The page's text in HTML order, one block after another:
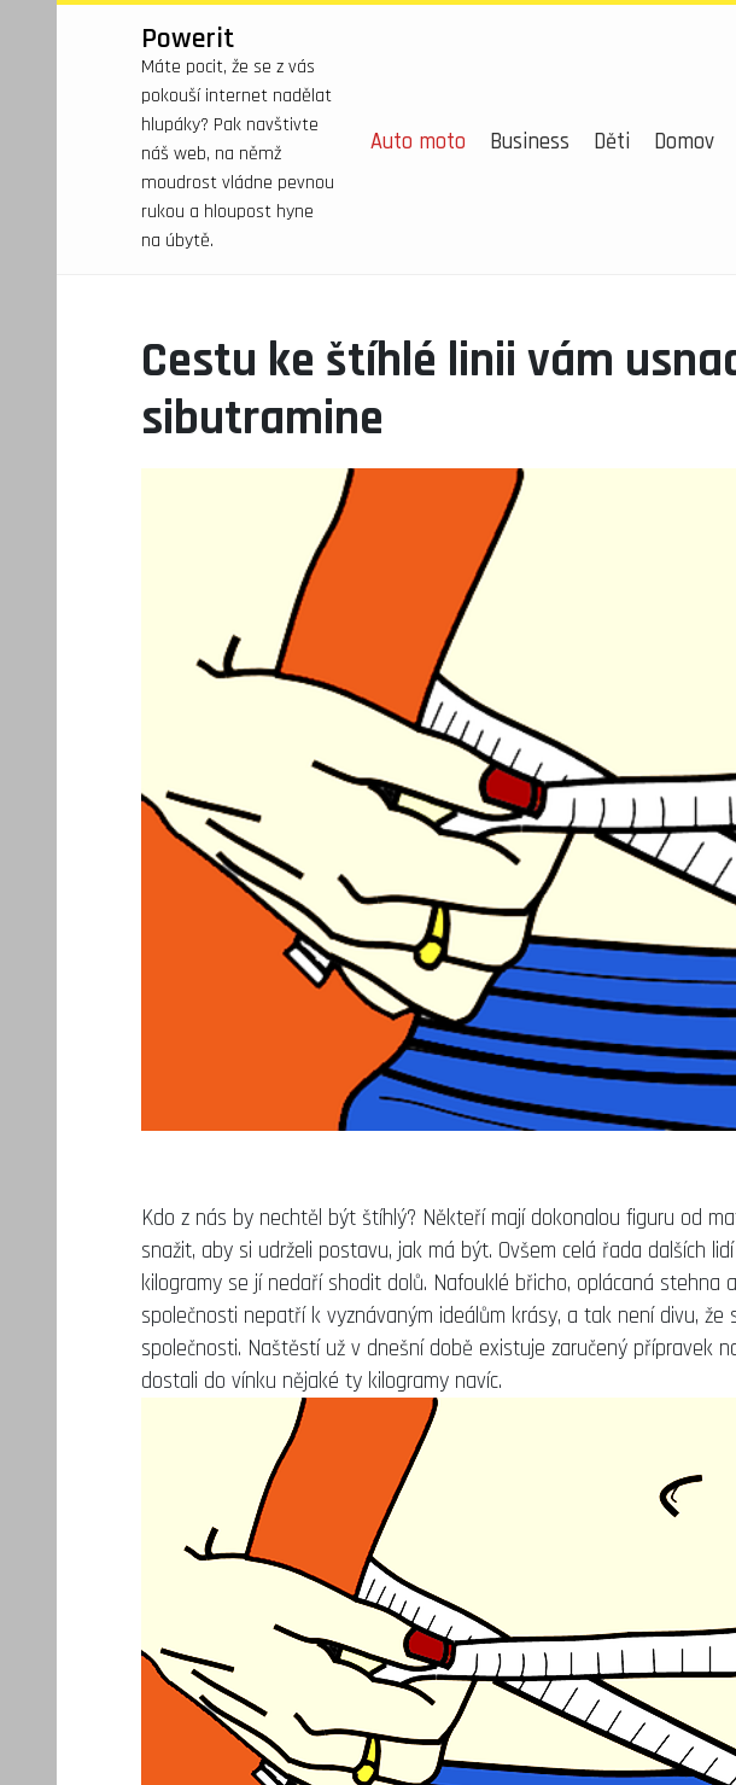
Powerit
Máte pocit, že se z vás
pokouší internet nadělat
hlupáky? Pak navštivte
náš web, na němž
moudrost vládne pevnou
rukou a hloupost hyne
na úbytě.
Auto moto Business Děti Domov
Cestu ke štíhlé linii vám
sibutramine
Kdo z nás by nechtěl být štíhlý? Někteří mají dokonalou figuru od
snažit, aby si udrželi postavu, jak má být. Ovšem celá řada dalších
kilogramy se jí nedaří shodit dolů. Nafouklé břicho, oplácaná stehna
společnosti nepatří k vyznávaným ideálům krásy, a tak není divu,
společnosti. Naštěstí už v dnešní době existuje zaručený přípravek
dostali do vínku nějaké ty kilogramy navíc.